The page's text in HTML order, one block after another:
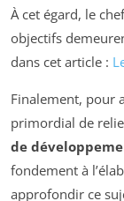
À cet égard, le
objectifs
dans cet article :
Finalement, pour
primordial de
de
fondement à
approfondir ce